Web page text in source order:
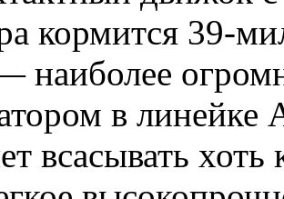
кормится 39-
наиболее
в линейке
всасывать